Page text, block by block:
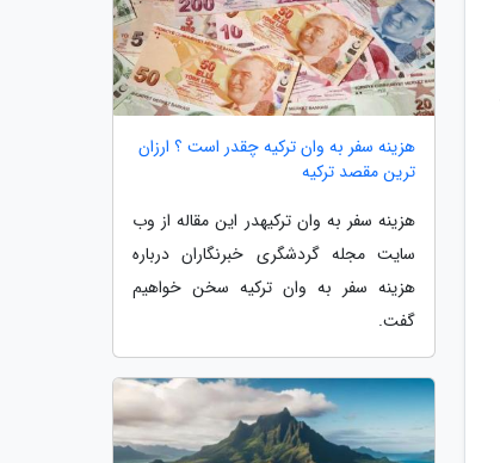
هزینه سفر به وان ترکیه چقدر است ؟ ارزان
ترین مقصد ترکیه
هزینه سفر به وان ترکیهدر این مقاله از وب
سایت مجله گردشگری خبرنگاران درباره
هزینه سفر به وان ترکیه سخن خواهیم
گفت.